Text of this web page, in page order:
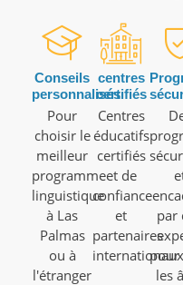
Conseils
personnalisés
Pour
choisir le
meilleur
programme
linguistique
à Las
Palmas
ou à
l'étranger
centres
certifiés
Centres
éducatifs
certifiés
et de
confiance
et
partenaires
par
pour
les